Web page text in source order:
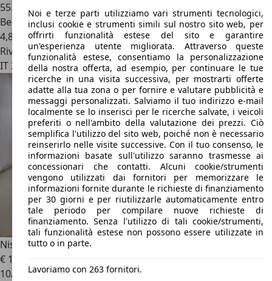
55.651 km
Benzina
4,8 l/100 km (comb.)
Rivenditore
IT 20092Cinisello Balsamo - Milano - Mi
Nissan Juke1.5 dCi N-Connecta
€ 12.900
10/2018
Noi e terze parti utilizziamo vari strumenti tecnologici,
inclusi cookie e strumenti simili sul nostro sito web, per
offrirti funzionalità estese del sito e garantire
un'esperienza utente migliorata. Attraverso queste
funzionalità estese, consentiamo la personalizzazione
della nostra offerta, ad esempio, per continuare le tue
ricerche in una visita successiva, per mostrarti offerte
adatte alla tua zona o per fornire e valutare pubblicità e
messaggi personalizzati. Salviamo il tuo indirizzo e-mail
localmente se lo inserisci per le ricerche salvate, i veicoli
preferiti o nell'ambito della valutazione dei prezzi. Ciò
semplifica l'utilizzo del sito web, poiché non è necessario
reinserirlo nelle visite successive. Con il tuo consenso, le
informazioni basate sull'utilizzo saranno trasmesse ai
concessionari che contatti. Alcuni cookie/strumenti
vengono utilizzati dai fornitori per memorizzare le
informazioni fornite durante le richieste di finanziamento
per 30 giorni e per riutilizzarle automaticamente entro
tale periodo per compilare nuove richieste di
finanziamento. Senza l'utilizzo di tali cookie/strumenti,
tali funzionalità estese non possono essere utilizzate in
tutto o in parte.
Lavoriamo con 263 fornitori.